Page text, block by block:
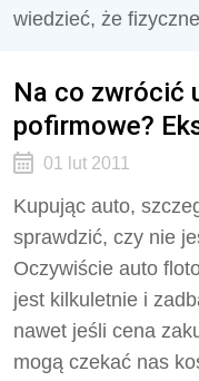
wiedzieć, że
Na co zwrócić
pofirmowe?
01 lut 2011
Kupując auto,
sprawdzić, czy nie
Oczywiście auto
jest kilkuletnie i
nawet jeśli cena
mogą czekać nas